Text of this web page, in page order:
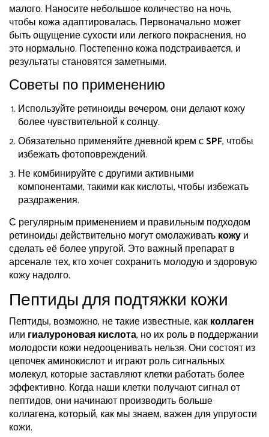
малого. Наносите небольшое количество на ночь,
чтобы кожа адаптировалась. Первоначально может
быть ощущение сухости или легкого покраснения, но
это нормально. Постепенно кожа подстраивается, и
результаты становятся заметными.
Советы по применению
Используйте ретиноиды вечером, они делают кожу
более чувствительной к солнцу.
Обязательно применяйте дневной крем сSPF, чтобы
избежать фотоповреждений.
Не комбинируйте с другими активными
компонентами, такими как кислоты, чтобы избежать
раздражения.
С регулярным применением и правильным подходом
ретиноиды действительно могут омолаживатькожуи
сделать её более упругой. Это важный препарат в
арсенале тех, кто хочет сохранить молодую и здоровую
кожу надолго.
Пептиды для подтяжки кожи
Пептиды, возможно, не такие известные, какколлаген
или гиалуроновая кислота, но их роль в поддержании
молодости кожи недооценивать нельзя. Они состоят из
цепочек аминокислот и играют роль сигнальных
молекул, которые заставляют клетки работать более
эффективно. Когда наши клетки получают сигнал от
пептидов, они начинают производить больше
коллагена, который, как мы знаем, важен для упругости
кожи.